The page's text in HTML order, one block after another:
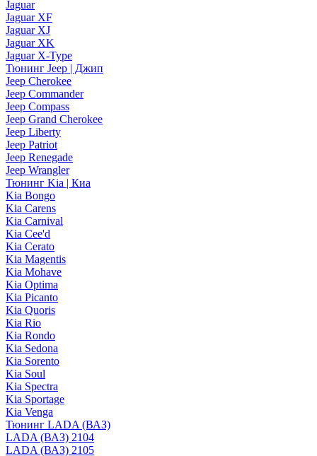
Jaguar
Jaguar XF
Jaguar XJ
Jaguar XK
Jaguar X-Type
Тюнинг Jeep | Джип
Jeep Cherokee
Jeep Commander
Jeep Compass
Jeep Grand Cherokee
Jeep Liberty
Jeep Patriot
Jeep Renegade
Jeep Wrangler
Тюнинг Kia | Киа
Kia Bongo
Kia Carens
Kia Carnival
Kia Cee'd
Kia Cerato
Kia Magentis
Kia Mohave
Kia Optima
Kia Picanto
Kia Quoris
Kia Rio
Kia Rondo
Kia Sedona
Kia Sorento
Kia Soul
Kia Spectra
Kia Sportage
Kia Venga
Тюнинг LADA (ВАЗ)
LADA (ВАЗ) 2104
LADA (ВАЗ) 2105